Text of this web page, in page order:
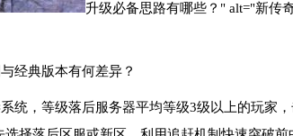
升级必备思路有哪些？" alt="新传
经典版本有何差异？
统，等级落后服务器平均等级3级以上的玩家，